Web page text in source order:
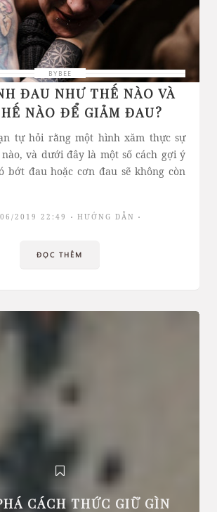
BYBEE
ĐAU NHƯ THẾ NÀO VÀ
NÀO ĐỂ GIẢM ĐAU?
tự hỏi rằng một hình xăm thực sự
và dưới đây là một số cách gợi ý
bớt đau hoặc cơn đau sẽ không còn
2019 22:49 HƯỚNG DẪN
ĐỌC THÊM
CÁCH THỨC GIỮ GÌN